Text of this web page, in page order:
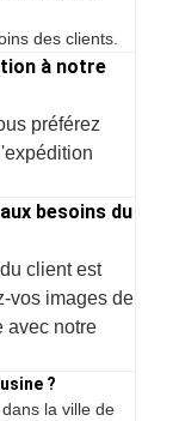
des clients.
à notre
préférez
besoins du
client est
vos images de
avec notre
?
la ville de